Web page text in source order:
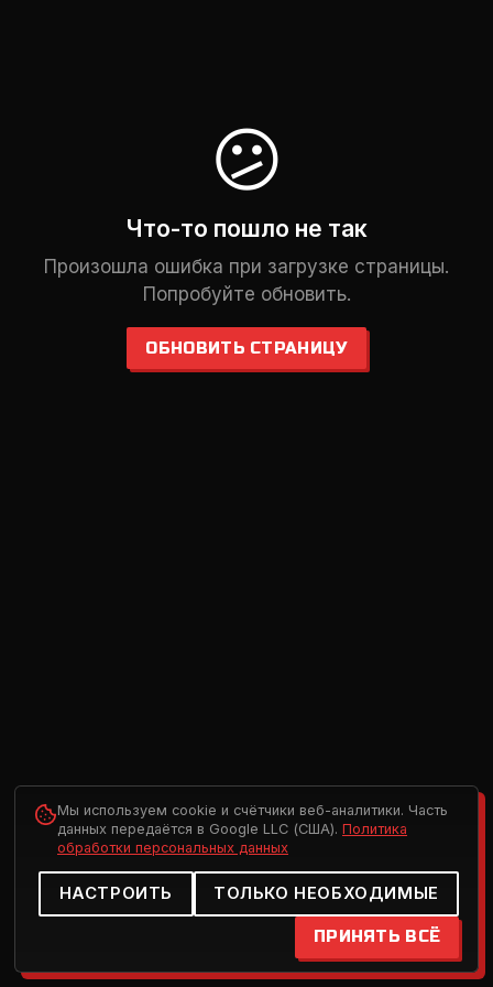
😕
Что-то пошло не так
Произошла ошибка при загрузке страницы.
Попробуйте обновить.
ОБНОВИТЬ СТРАНИЦУ
Мы используем cookie и счётчики веб-аналитики. Часть
данных передаётся в Google LLC (США). Политика
обработки персональных данных
НАСТРОИТЬ ТОЛЬКО НЕОБХОДИМЫЕ
ПРИНЯТЬ ВСЁ